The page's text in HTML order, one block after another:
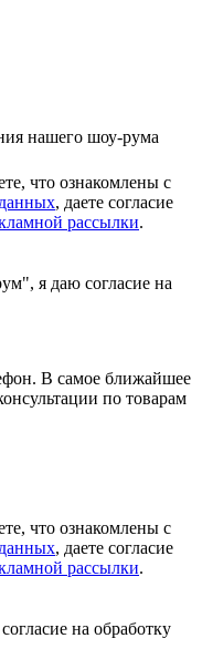
нашего шоу-рума
что ознакомлены с
, даете согласие
рассылки.
я даю согласие на
В самое ближайшее
по товарам
что ознакомлены с
, даете согласие
рассылки.
на обработку